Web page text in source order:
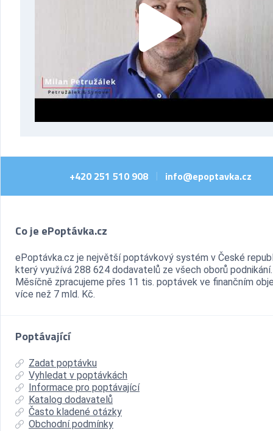
+420 251 510 908 info@epoptavka.cz
Co je ePoptávka.cz
ePoptávka.cz je největší poptávkový systém v České
který využívá 288 624 dodavatelů ze všech oborů podnikání.
Měsíčně zpracujeme přes 11 tis. poptávek ve finančním
více než 7 mld. Kč.
Poptávající
Zadat poptávku
Vyhledat v poptávkách
Informace pro poptávající
Katalog dodavatelů
Často kladené otázky
Obchodní podmínky